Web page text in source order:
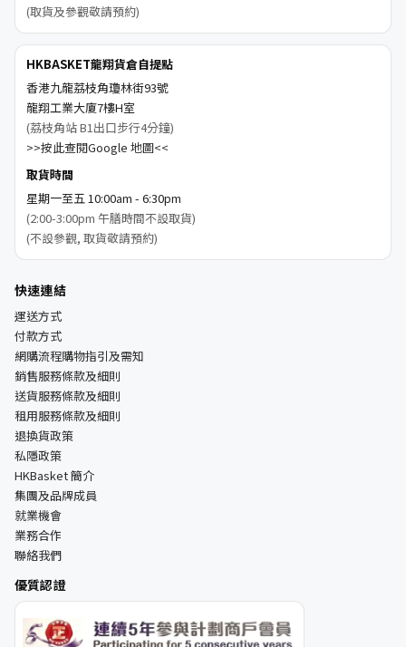
(取貨及參觀敬請預約)
HKBASKET龍翔貨倉自提點
香港九龍荔枝角瓊林街93號
龍翔工業大廈7樓H室
(荔枝角站 B1出口步行4分鐘)
>>按此查閱Google 地圖<<
取貨時間
星期一至五 10:00am - 6:30pm
(2:00-3:00pm 午膳時間不設取貨)
(不設參觀, 取貨敬請預約)
快速連結
運送方式
付款方式
網購流程購物指引及需知
銷售服務條款及細則
送貨服務條款及細則
租用服務條款及細則
退換貨政策
私隱政策
HKBasket 簡介
集團及品牌成員
就業機會
業務合作
聯絡我們
優質認證